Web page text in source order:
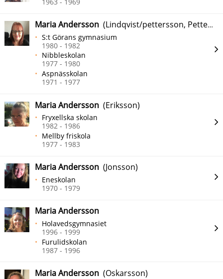
Maria Andersson (Lindqvist/pettersson, Pettersson Lindqvist, Pettersson, Lindqvist)
S:t Görans gymnasium
1980 - 1982
Nibbleskolan
1977 - 1980
Aspnässkolan
1971 - 1977
Maria Andersson (Eriksson)
Fryxellska skolan
1982 - 1986
Mellby friskola
1977 - 1983
Maria Andersson (Jonsson)
Eneskolan
1970 - 1979
Maria Andersson
Holavedsgymnasiet
1996 - 1999
Furulidskolan
1987 - 1996
Maria Andersson (Oskarsson)